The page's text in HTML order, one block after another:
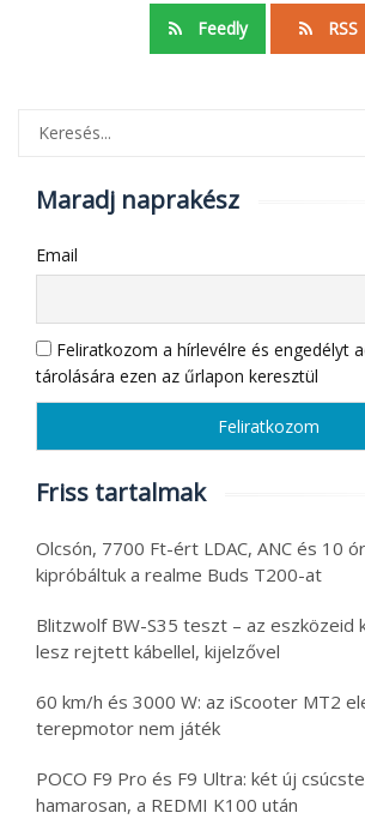
Feedly RSS
Maradj naprakész
Email
Feliratkozom a hírlevélre és engedélyt
tárolására ezen az űrlapon keresztül
Friss tartalmak
Olcsón, 7700 Ft-ért LDAC, ANC és 10
kipróbáltuk a realme Buds T200-at
Blitzwolf BW-S35 teszt – az eszközeid
lesz rejtett kábellel, kijelzővel
60 km/h és 3000 W: az iScooter MT2
terepmotor nem játék
POCO F9 Pro és F9 Ultra: két új
hamarosan, a REDMI K100 után